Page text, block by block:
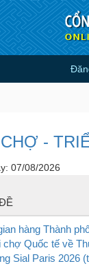
-
07/08/2026
hàng Thành
chợ Quốc tế về
Sial Paris 2026